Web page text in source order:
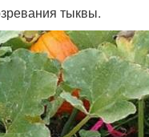
тыквы.